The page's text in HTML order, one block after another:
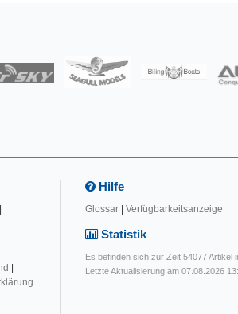
Hilfe
Glossar Verfügbarkeitsanzeige
Statistik
Es befinden sich zur Zeit 54077 Artikel
Letzte Aktualisierung am 07.08.2026